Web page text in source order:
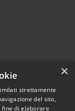
×
strettamente
del sito,
fine di elaborare